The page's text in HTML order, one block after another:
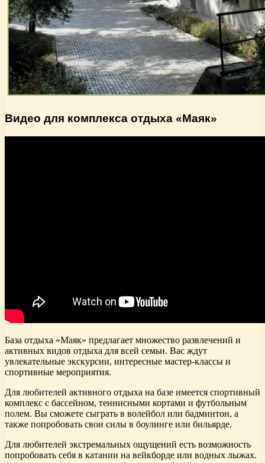
Видео для комплекса отдыха «Маяк»
База отдыха «Маяк» предлагает множество развлечений и
активных видов отдыха для всей семьи. Вас ждут
увлекательные экскурсии, интересные мастер-классы и
спортивные мероприятия.
Для любителей активного отдыха на базе имеется спортивный
комплекс с бассейном, теннисными кортами и футбольным
полем. Вы сможете сыграть в волейбол или бадминтон, а
также попробовать свои силы в боулинге или бильярде.
Для любителей экстремальных ощущений есть возможность
попробовать себя в катании на вейкборде или водных лыжах.